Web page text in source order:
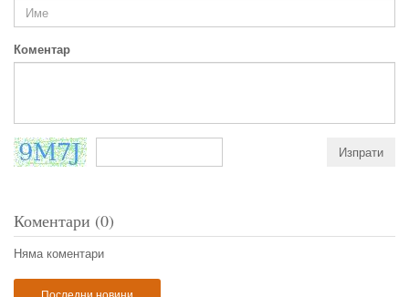
Коментар
Коментари (0)
Няма коментари
Последни новини